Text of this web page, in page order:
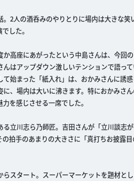
2人の酒呑みのやりとりに場内は大きな
した。
高座にあがったという中島さんは、今回
はアップダウン激しいテンションで語っ
始まった「紙入れ」は、おかみさんに誘
、場内は大いに沸きます。特におかみさ
を感じさせる一席でした。
立川志ら乃師匠。吉田さんが「立川談志
手のあまりの大きさに「真打ちお披露目
スタート。スーパーマーケットを題材と